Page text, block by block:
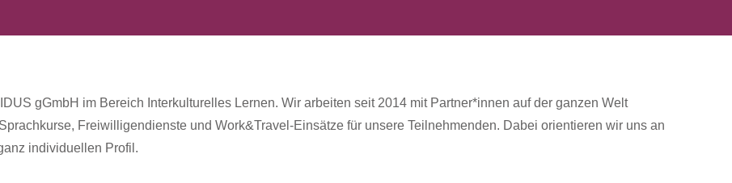
gGmbH im Bereich Interkulturelles Lernen. Wir arbeiten seit 2014 mit Partner*innen auf der ganzen Welt
Freiwilligendienste und Work&Travel-Einsätze für unsere Teilnehmenden. Dabei orientieren wir uns an
individuellen Profil.